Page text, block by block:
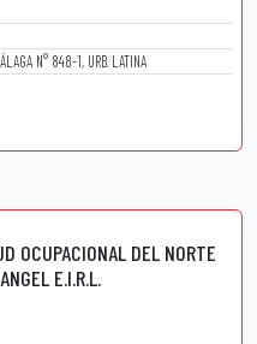
N° 848-1, URB. LATINA
OCUPACIONAL DEL NORTE
E.I.R.L.